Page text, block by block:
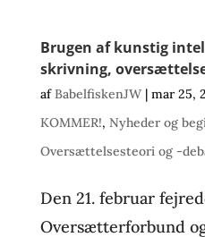
Brugen af kunstig
skrivning,
afBabelfiskenJW| mar 25,
KOMMER!, Nyheder og
Oversættelsesteori og -
Den 21. februar
Oversætterforbund